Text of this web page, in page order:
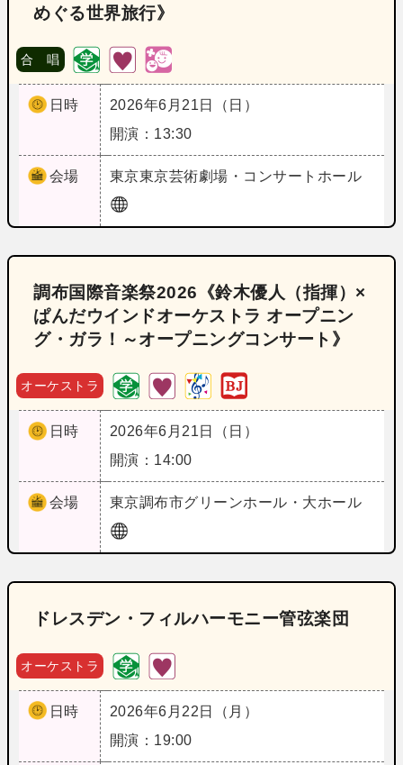
めぐる世界旅行》
合 唱
日時
2026年6月21日（日）
開演：13:30
会場 東京東京芸術劇場・コンサートホール
調布国際音楽祭2026《鈴木優人（指揮）×
ぱんだウインドオーケストラ オープニン
グ・ガラ！～オープニングコンサート》
オーケストラ
日時
2026年6月21日（日）
開演：14:00
会場 東京調布市グリーンホール・大ホール
ドレスデン・フィルハーモニー管弦楽団
オーケストラ
日時
2026年6月22日（月）
開演：19:00